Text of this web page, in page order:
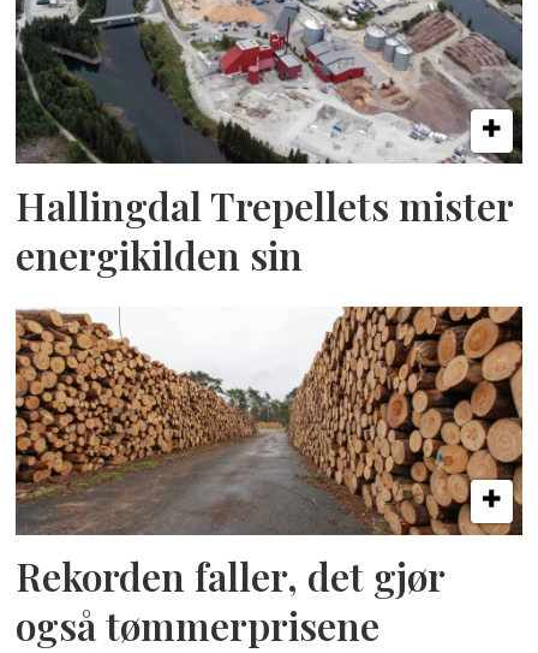
Hallingdal Trepellets mister
energikilden sin
Rekorden faller, det gjør
også tømmerprisene